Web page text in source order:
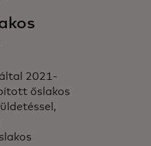
2021-
őslakos